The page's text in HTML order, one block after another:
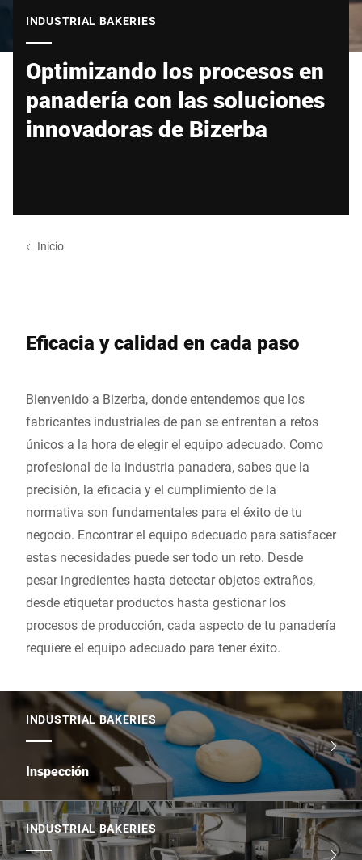
INDUSTRIAL BAKERIES
Optimizando los procesos en
panadería con las soluciones
innovadoras de Bizerba
Inicio
Eficacia y calidad en cada paso
Bienvenido a Bizerba, donde entendemos que los
fabricantes industriales de pan se enfrentan a retos
únicos a la hora de elegir el equipo adecuado. Como
profesional de la industria panadera, sabes que la
precisión, la eficacia y el cumplimiento de la
normativa son fundamentales para el éxito de tu
negocio. Encontrar el equipo adecuado para satisfacer
estas necesidades puede ser todo un reto. Desde
pesar ingredientes hasta detectar objetos extraños,
desde etiquetar productos hasta gestionar los
procesos de producción, cada aspecto de tu panadería
requiere el equipo adecuado para tener éxito.
INDUSTRIAL BAKERIES
Inspección
INDUSTRIAL BAKERIES